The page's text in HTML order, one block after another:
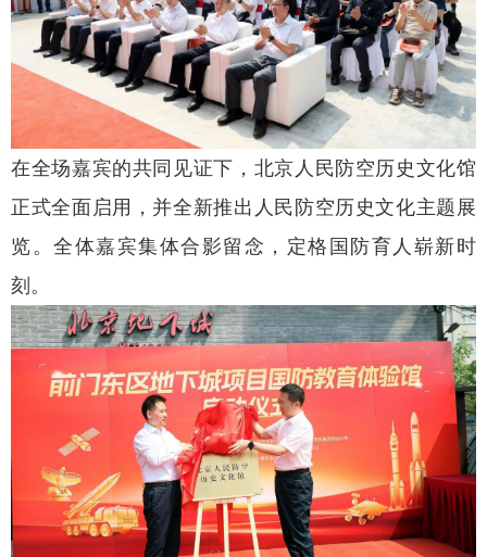
在全场嘉宾的共同见证下，北京人民防空历史文化馆
正式全面启用，并全新推出人民防空历史文化主题展
览。全体嘉宾集体合影留念，定格国防育人崭新时
刻。